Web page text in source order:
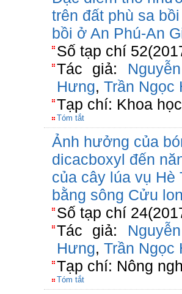
trên đất phù sa
bồi ở An Phú-An
Số tạp chí
Tác giả:
Hưng, Trần Ngọc
Tạp chí: Khoa
Tóm tắt
Ảnh hưởng của
dicacboxyl đến
của cây lúa vụ Hè
bằng sông Cửu
Số tạp chí
Tác giả:
Hưng, Trần Ngọc
Tạp chí: Nông
Tóm tắt